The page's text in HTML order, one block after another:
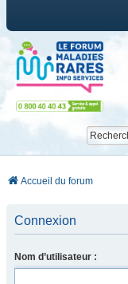
Accueil du forum
Connexion
Nom d’utilisateur :